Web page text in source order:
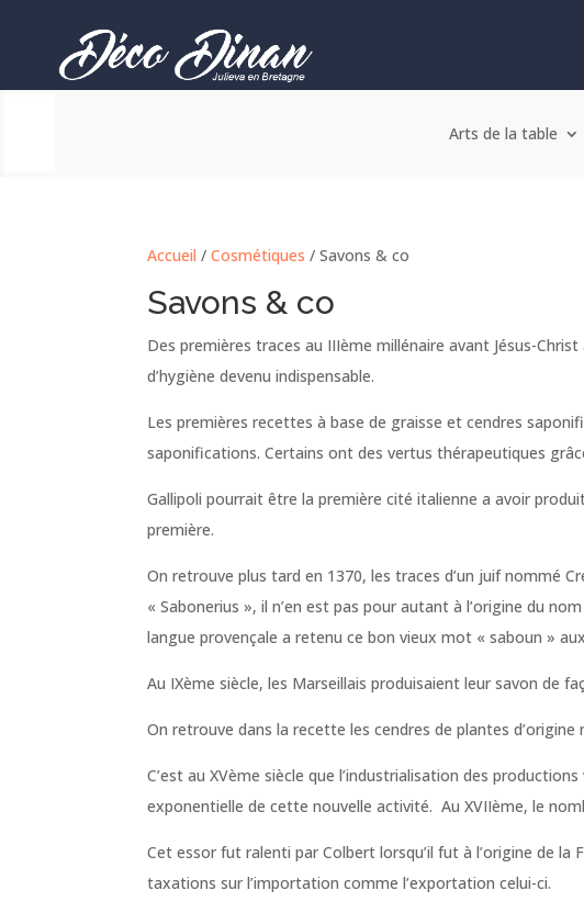
Arts de la table
Accueil /Cosmétiques / Savons & co
Savons & co
Des premières traces au IIIème millénaire avant Jésus-
d’hygiène devenu indispensable.
Les premières recettes à base de graisse et cendres
saponifications. Certains ont des vertus thérapeutiques
Gallipoli pourrait être la première cité italienne a avoir
première.
On retrouve plus tard en 1370, les traces d’un juif nommé
« Sabonerius », il n’en est pas pour autant à l’origine du
langue provençale a retenu ce bon vieux mot « saboun »
Au IXème siècle, les Marseillais produisaient leur savon de
On retrouve dans la recette les cendres de plantes
C’est au XVème siècle que l’industrialisation des
exponentielle de cette nouvelle activité. Au XVIIème, le
Cet essor fut ralenti par Colbert lorsqu’il fut à l’origine de
taxations sur l’importation comme l’exportation celui-ci.